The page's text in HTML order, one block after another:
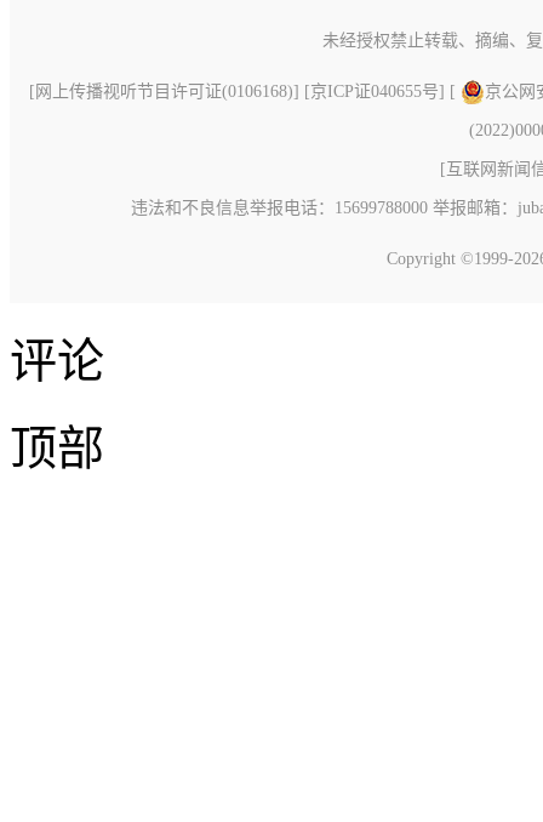
未经授权禁止转载、摘编、
[ 网上传播视听节目许可证(0106168)] [京ICP证040655号] [ 京公网
[ 互联网新闻
违法和不良信息举报电话：15699788000 举报邮箱：
Copyright ©1999-
评论
顶部